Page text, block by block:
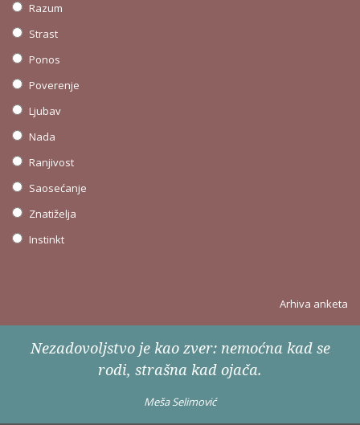
Razum
Strast
Ponos
Poverenje
Ljubav
Nada
Ranjivost
Saosećanje
Znatiželja
Instinkt
Arhiva anketa
Nezadovoljstvo je kao zver: nemoćna kad se
rodi, strašna kad ojača.
Meša Selimović